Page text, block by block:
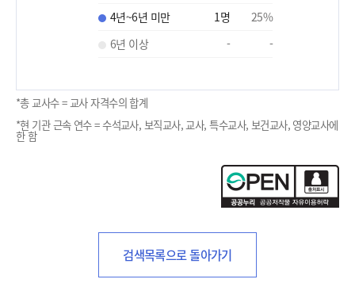
4년~6년 미만
1명 25%
6년 이상
- -
*총 교사수 = 교사 자격수의 합계
*현 기관 근속 연수 = 수석교사, 보직교사, 교사, 특수교사, 보건교사, 영양교사에
한 함
검색목록으로 돌아가기